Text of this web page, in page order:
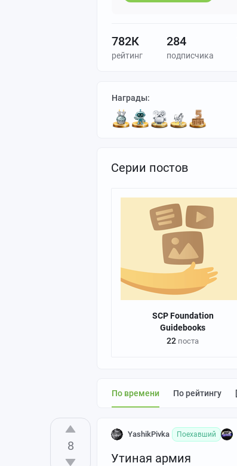
782К
рейтинг
284
подписчика
Награды:
Серии постов
SCP Foundation
Guidebooks
22 поста
По времени По рейтингу
8
YashikPivka Поехавший
Утиная армия